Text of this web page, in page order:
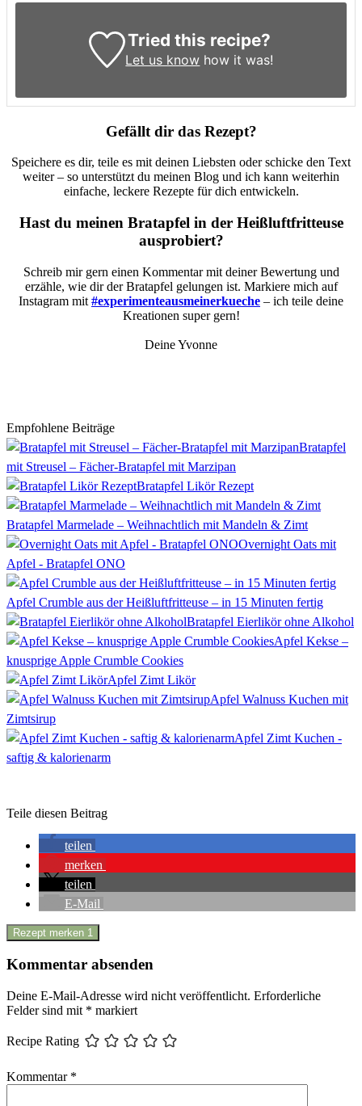
Tried this recipe?
Let us know how it was!
Gefällt dir das Rezept?
Speichere es dir, teile es mit deinen Liebsten oder schicke den Text
weiter – so unterstützt du meinen Blog und ich kann weiterhin
einfache, leckere Rezepte für dich entwickeln.
Hast du meinen Bratapfel in der Heißluftfritteuse
ausprobiert?
Schreib mir gern einen Kommentar mit deiner Bewertung und
erzähle, wie dir der Bratapfel gelungen ist. Markiere mich auf
Instagram mit #experimenteausmeinerkueche – ich teile deine
Kreationen super gern!
Deine Yvonne
Empfohlene Beiträge
Bratapfel
mit Streusel – Fächer-Bratapfel mit Marzipan
Bratapfel Likör Rezept
Bratapfel Marmelade – Weihnachtlich mit Mandeln & Zimt
Overnight Oats mit
Apfel - Bratapfel ONO
Apfel Crumble aus der Heißluftfritteuse – in 15 Minuten fertig
Bratapfel Eierlikör ohne Alkohol
Apfel Kekse –
knusprige Apple Crumble Cookies
Apfel Zimt Likör
Apfel Walnuss Kuchen mit
Zimtsirup
Apfel Zimt Kuchen -
saftig & kalorienarm
Teile diesen Beitrag
teilen
merken
teilen
E-Mail
Rezept merken 1
Kommentar absenden
Deine E-Mail-Adresse wird nicht veröffentlicht. Erforderliche
Felder sind mit * markiert
Recipe Rating
Kommentar *